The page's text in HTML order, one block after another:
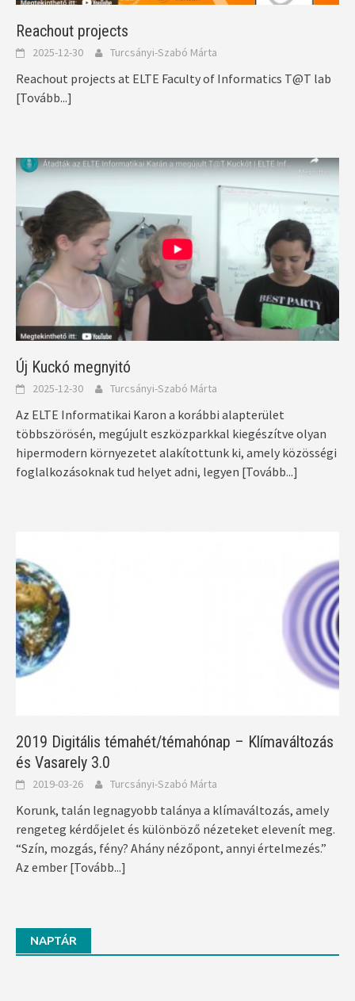
Reachout projects
2025-12-30 Turcsányi-Szabó Márta
Reachout projects at ELTE Faculty of Informatics T@T lab
[Tovább...]
Új Kuckó megnyitó
2025-12-30 Turcsányi-Szabó Márta
Az ELTE Informatikai Karon a korábbi alapterület
többszörösén, megújult eszközparkkal kiegészítve olyan
hipermodern környezetet alakítottunk ki, amely közösségi
foglalkozásoknak tud helyet adni, legyen [Tovább...]
2019 Digitális témahét/témahónap – Klímaváltozás
és Vasarely 3.0
2019-03-26 Turcsányi-Szabó Márta
Korunk, talán legnagyobb talánya a klímaváltozás, amely
rengeteg kérdőjelet és különböző nézeteket elevenít meg.
“Szín, mozgás, fény? Ahány nézőpont, annyi értelmezés.”
Az ember [Tovább...]
NAPTÁR